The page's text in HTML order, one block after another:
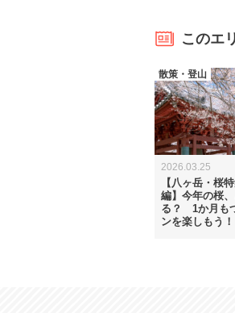
このエ
2026.03.25
【八ヶ岳・桜
編】今年の桜
る？ 1か月も
ンを楽しもう！
散策・登山